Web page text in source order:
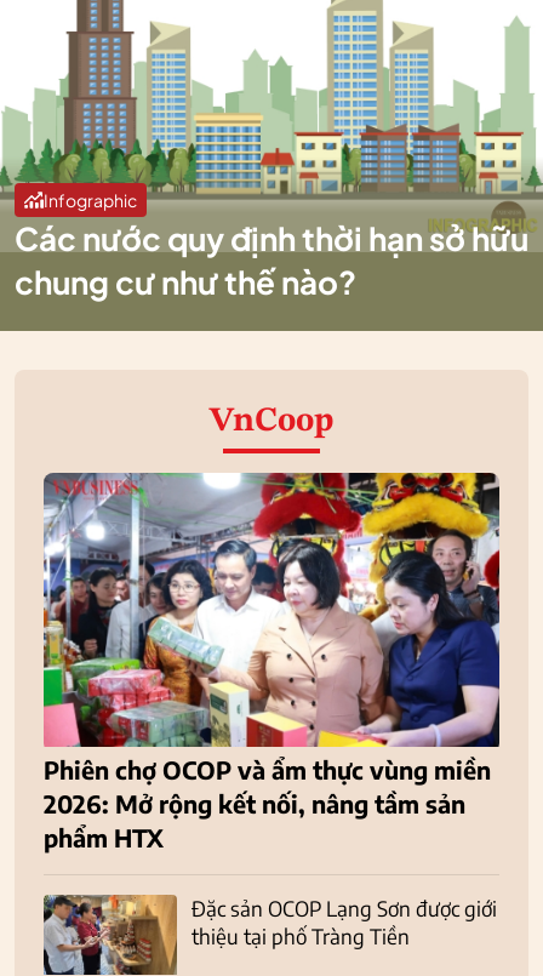
Infographic
Các nước quy định thời hạn sở hữu
chung cư như thế nào?
VnCoop
Phiên chợ OCOP và ẩm thực vùng miền
2026: Mở rộng kết nối, nâng tầm sản
phẩm HTX
Đặc sản OCOP Lạng Sơn được giới
thiệu tại phố Tràng Tiền